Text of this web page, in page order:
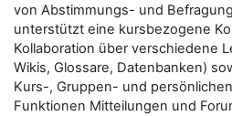
von Abstimmungs- und
unterstützt eine kursbezogene
Kollaboration über verschiedene
Wikis, Glossare, Datenbanken)
Kurs-, Gruppen- und
Funktionen Mitteilungen und